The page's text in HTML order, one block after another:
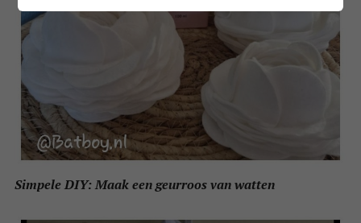
Simpele DIY: Maak een geurroos van watten